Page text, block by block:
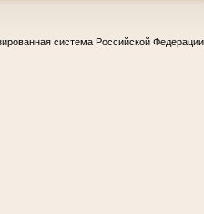
система Российской